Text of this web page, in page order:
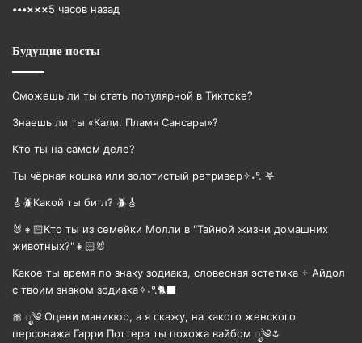
•••×××5 часов назад
Будущие посты
Сможешь ли ты стать популярной в Тиктоке?
Знаешь ли ты «Кали. Пламя Сансары»?
Кто ты на самом деле?
Ты чёрная кошка или золотистый ретривер✧˖°. ࣪𖤐
🎸🪲Какой ты битл? 🪲🎸
🐰👧🏻Кто ты из семейки Молли в "Тайной жизни домашних
животных?"👧🏻🐰
Какое ты время по знаку зодиака, словесная эстетика + Айдол
с твоим знаком зодиака✧˖°.🐈‍⬛
🎀 ೃ༄ Оцени маникюр, а я скажу, на какого женского
персонажа Гарри Поттера ты похожа вайбом ೃ༄🌷